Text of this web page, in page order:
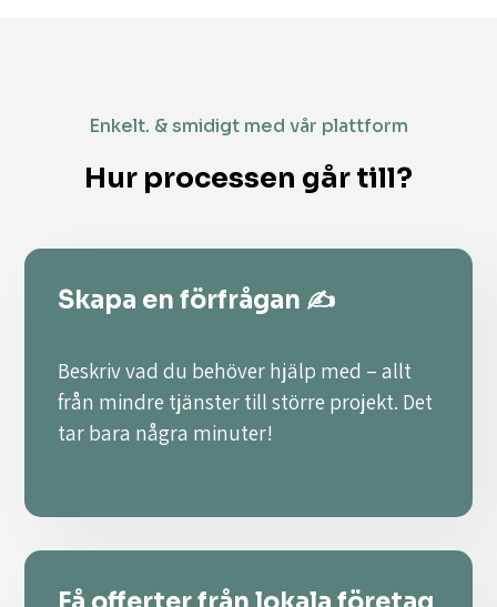
Enkelt. & smidigt med vår plattform
Hur processen går till?
Skapa en förfrågan ✍️
Beskriv vad du behöver hjälp med – allt
från mindre tjänster till större projekt. Det
tar bara några minuter!